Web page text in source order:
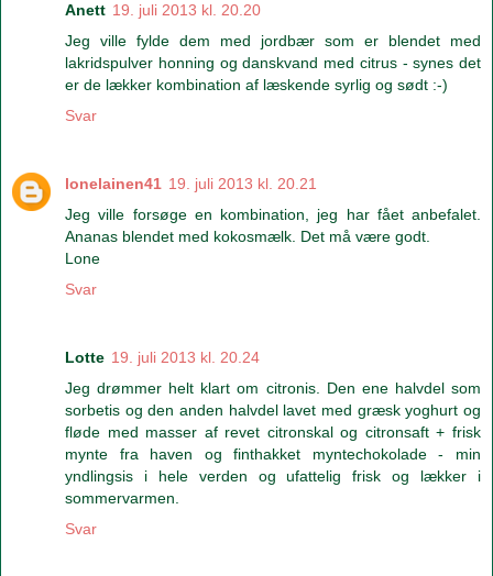
Anett 19. juli 2013 kl. 20.20
Jeg ville fylde dem med jordbær som er blendet med
lakridspulver honning og danskvand med citrus - synes det
er de lækker kombination af læskende syrlig og sødt :-)
Svar
lonelainen41 19. juli 2013 kl. 20.21
Jeg ville forsøge en kombination, jeg har fået anbefalet.
Ananas blendet med kokosmælk. Det må være godt.
Lone
Svar
Lotte 19. juli 2013 kl. 20.24
Jeg drømmer helt klart om citronis. Den ene halvdel som
sorbetis og den anden halvdel lavet med græsk yoghurt og
fløde med masser af revet citronskal og citronsaft + frisk
mynte fra haven og finthakket myntechokolade - min
yndlingsis i hele verden og ufattelig frisk og lækker i
sommervarmen.
Svar